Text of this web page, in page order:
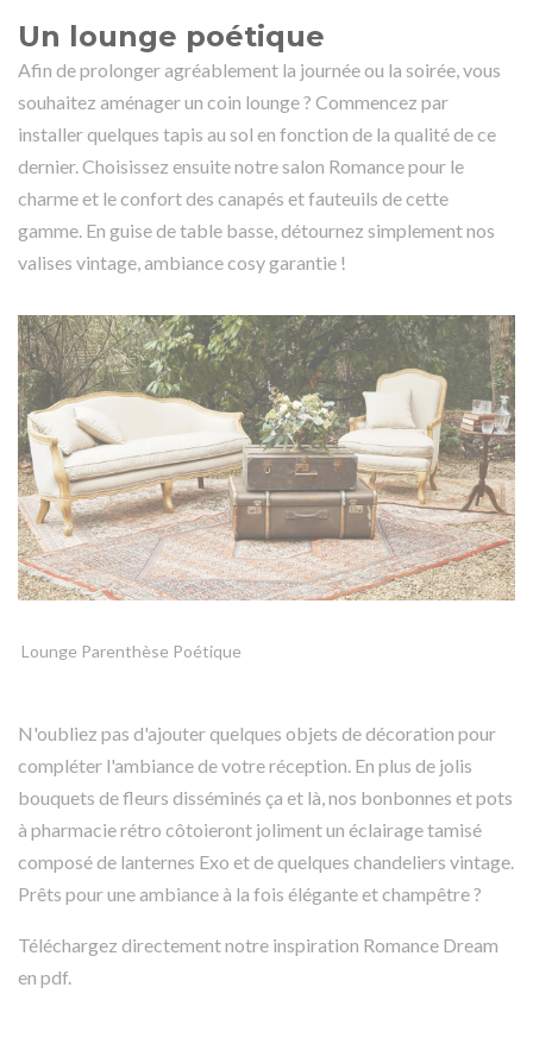
Un lounge poétique
Afin de prolonger agréablement la journée ou la soirée, vous
souhaitez aménager un coin lounge ? Commencez par
installer quelques tapis au sol en fonction de la qualité de ce
dernier. Choisissez ensuite notre salon Romance pour le
charme et le confort des canapés et fauteuils de cette
gamme. En guise de table basse, détournez simplement nos
valises vintage, ambiance cosy garantie !
Lounge Parenthèse Poétique
N'oubliez pas d'ajouter quelques objets de décoration pour
compléter l'ambiance de votre réception. En plus de jolis
bouquets de fleurs disséminés ça et là, nos bonbonnes et pots
à pharmacie rétro côtoieront joliment un éclairage tamisé
composé de lanternes Exo et de quelques chandeliers vintage.
Prêts pour une ambiance à la fois élégante et champêtre ?
Téléchargez directement notre inspiration Romance Dream
en pdf.